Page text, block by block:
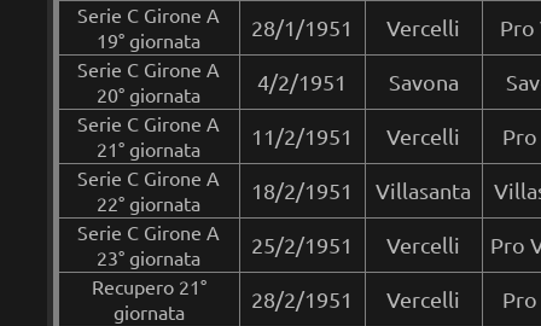
Serie C Girone A
19° giornata
28/1/1951 Vercelli Pro
Serie C Girone A
20° giornata
4/2/1951 Savona
Serie C Girone A
21° giornata
11/2/1951 Vercelli
Serie C Girone A
22° giornata
18/2/1951 Villasanta
Serie C Girone A
23° giornata
25/2/1951 Vercelli Pro
Recupero 21°
giornata
28/2/1951 Vercelli